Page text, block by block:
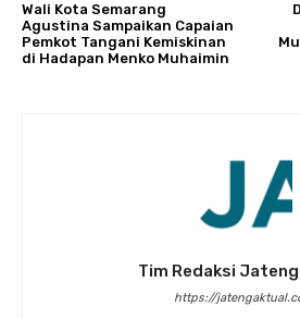
Wali Kota Semarang
Agustina Sampaikan Capaian
Pemkot Tangani Kemiskinan
di Hadapan Menko Muhaimin
Tim Redaksi
https://